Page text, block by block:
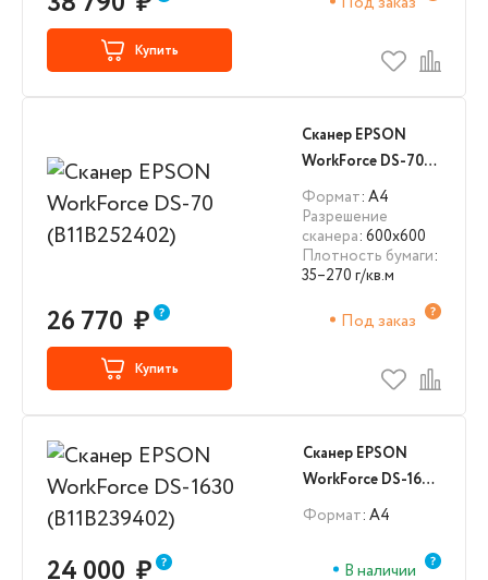
Купить
Сканер EPSON
WorkForce DS-70
(B11B252402)
Формат: А4
Разрешение
сканера: 600x600
Плотность бумаги:
35–270 г/кв.м
26 770 ₽ Под заказ
Купить
Сканер EPSON
WorkForce DS-1630
(B11B239402)
Формат: А4
24 000 ₽ В наличии